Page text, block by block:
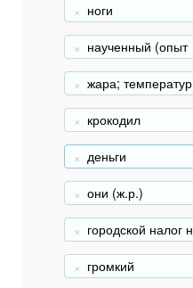
ноги
наученный (опыт
ом, страданиями)
жара; температур
а при болезни
крокодил
деньги
они (ж.р.)
городской налог н
а недвижимость
громкий